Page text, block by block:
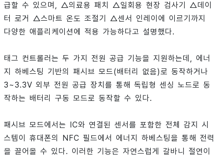
급할 수 있으며, △의료용 패치 △일회용 현장 검사기 △데이
터 로거 △스마트 온도 조절기 △센서 인레이에 이르기까지
다양한 애플리케이션에 적용 가능하다고 설명했다.
태그 컨트롤러는 두 가지 전원 공급 기능을 지원하는데, 에너
지 하베스팅 기반의 패시브 모드(배터리 없음)로 동작하거나
3~3.3V 외부 전원 공급 장치를 통해 독립형 센싱 노드로 동
작하는 배터리 구동 모드로 동작할 수 있다.
패시브 모드에서는 IC와 연결된 센서를 포함한 전체 감지 시
스템이 휴대폰의 NFC 필드에서 에너지 하베스팅을 통해 전력
을 끌어올 수 있다. 이러한 기능은 자연스럽게 갈바니 절연이